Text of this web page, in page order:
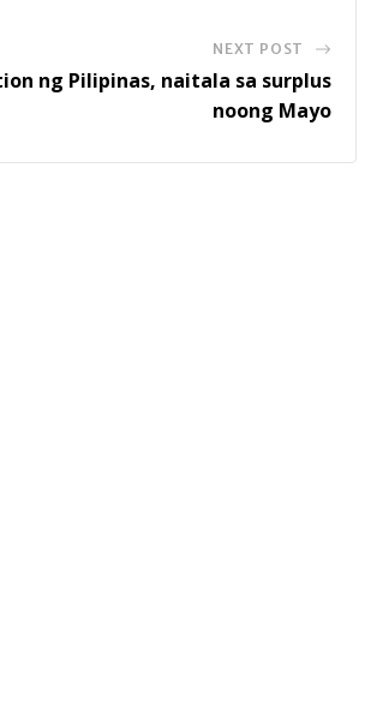
NEXT POST
ng Pilipinas, naitala sa surplus
noong Mayo